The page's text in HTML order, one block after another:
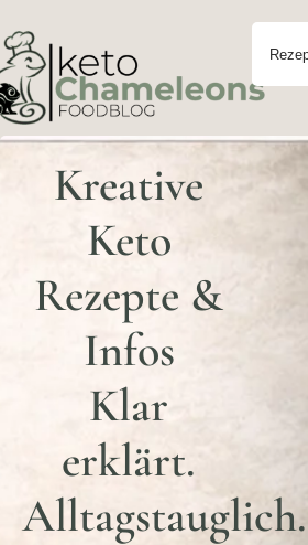
Kreative
Keto
Rezepte &
Infos
Klar
erklärt.
Alltagstauglich.